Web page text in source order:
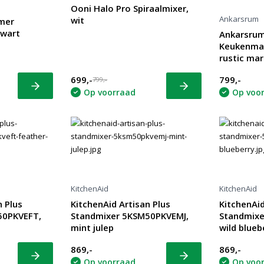
Bekijk
Ooni Halo Pro Spiraalmixer,
wit
699,-799,-
Op voorraad Bekijk
Ankarsrum
rustic
799,-
Op
Plus
Bekijk
KitchenAid
KitchenAid Artisan Plus
Standmixer 5KSM50PKVEMJ,
mint julep
869,-
Bekijk
KitchenAid
wild
869,-